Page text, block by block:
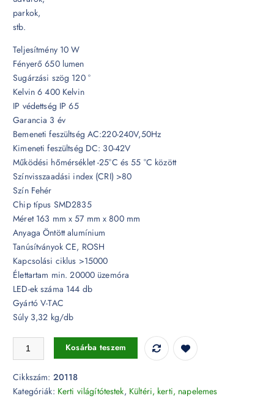
parkok,
stb.
Teljesítmény 10 W
Fényerő 650 lumen
Sugárzási szög 120 °
Kelvin 6 400 Kelvin
IP védettség IP 65
Garancia 3 év
Bemeneti feszültség AC:220-240V,50Hz
Kimeneti feszültség DC: 30-42V
Működési hőmérséklet -25°C és 55 °C között
Színvisszaadási index (CRI) >80
Szín Fehér
Chip típus SMD2835
Méret 163 mm x 57 mm x 800 mm
Anyaga Öntött alumínium
Tanúsítványok CE, ROSH
Kapcsolási ciklus >15000
Élettartam min. 20000 üzemóra
LED-ek száma 144 db
Gyártó V-TAC
Súly 3,32 kg/db
10W LED fehér kerti lámpa Samsung chip 6400K IP65 - 20118
Kosárba teszem
Cikkszám: 20118
Kategóriák: Kerti világítótestek, Kültéri, kerti, napelemes